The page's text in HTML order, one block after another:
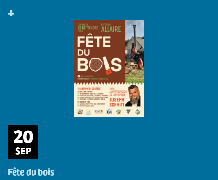
+
20
SEP
Fête du bois